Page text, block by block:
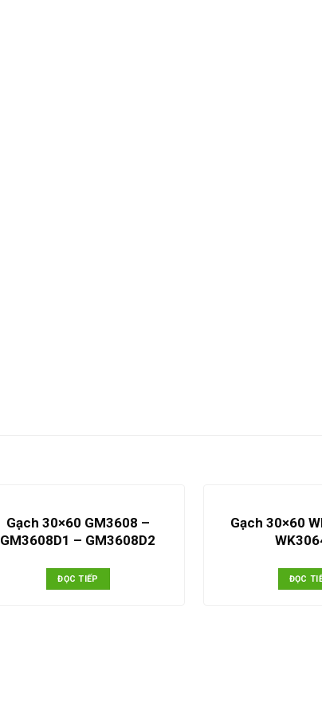
Gạch 30×60 GM3608 –
GM3608D1 – GM3608D2
ĐỌC TIẾP
Gạch 30×60
ĐỌC